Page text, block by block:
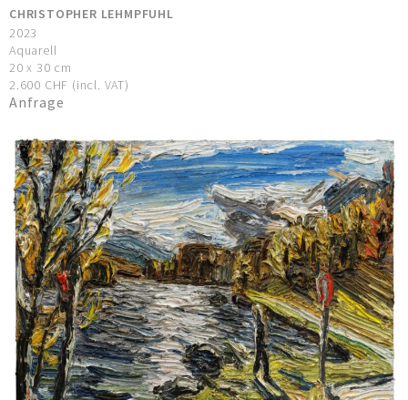
CHRISTOPHER LEHMPFUHL
2023
Aquarell
20 x 30 cm
2.600 CHF (incl. VAT)
Anfrage